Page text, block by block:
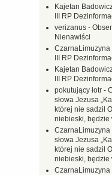
Kajetan
III RP
verizanus -
Nienawiści
CzarnaLimuzyna
III RP
Kajetan
III RP
pokutujący łotr -
słowa Jezusa
której nie sadził
niebieski, będzie
CzarnaLimuzyna
słowa Jezusa
której nie sadził
niebieski, będzie
CzarnaLimuzyna